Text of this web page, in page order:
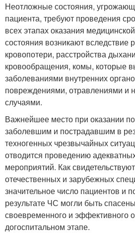
Неотложные состояния,
пациента, требуют проведения
всех этапах оказания
состояния возникают вследствие
кровопотери, расстройства
кровообращения, комы, которые
заболеваниями внутренних
повреждениями, отравлениями и
случаями.
Важнейшее место при оказании
заболевшим и пострадавшим в
техногенных чрезвычайных
отводится проведению
мероприятий. Как
отечественных и зарубежных
значительное число пациентов и
результате ЧС могли быть
своевременного и эффективного
догоспитальном этапе.